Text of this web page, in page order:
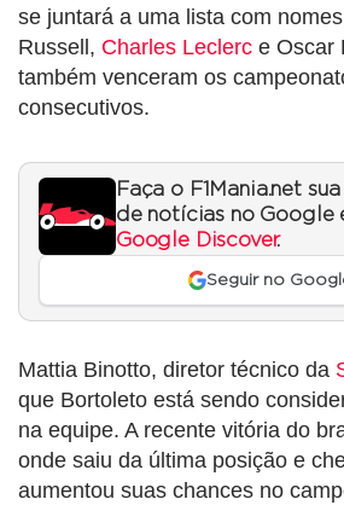
se juntará a uma lista com
Russell, Charles Leclerc e Oscar
também venceram os
consecutivos.
Faça o F1Mania.net
de notícias no Google
Google Discover.
Seguir no
Mattia Binotto, diretor técnico da
que Bortoleto está sendo
na equipe. A recente vitória do
onde saiu da última posição e
aumentou suas chances no